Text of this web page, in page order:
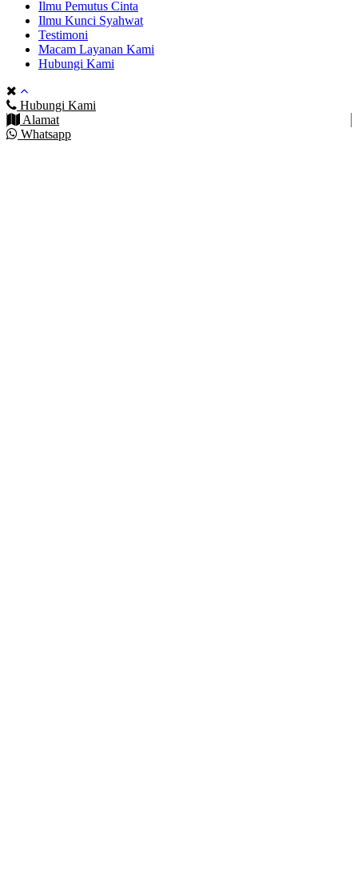
Ilmu Pemutus Cinta
Ilmu Kunci Syahwat
Testimoni
Macam Layanan Kami
Hubungi Kami
Hubungi Kami
Alamat
Whatsapp